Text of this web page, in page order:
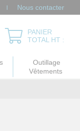
Nous contacter
PANIER
TOTAL HT :
Outillage
Vêtements